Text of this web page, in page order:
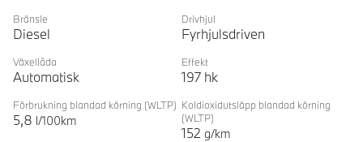
Bränsle
Diesel
Drivhjul
Fyrhjulsdriven
Växellåda
Automatisk
Effekt
197 hk
Förbrukning blandad körning (WLTP)
5,8 l/100km
Koldioxidutsläpp blandad körning
(WLTP)
152 g/km